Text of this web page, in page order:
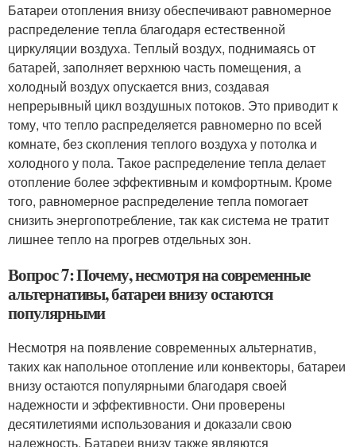
Батареи отопления внизу обеспечивают равномерное
распределение тепла благодаря естественной
циркуляции воздуха. Теплый воздух, поднимаясь от
батарей, заполняет верхнюю часть помещения, а
холодный воздух опускается вниз, создавая
непрерывный цикл воздушных потоков. Это приводит к
тому, что тепло распределяется равномерно по всей
комнате, без скопления теплого воздуха у потолка и
холодного у пола. Такое распределение тепла делает
отопление более эффективным и комфортным. Кроме
того, равномерное распределение тепла помогает
снизить энергопотребление, так как система не тратит
лишнее тепло на прогрев отдельных зон.
Вопрос 7: Почему, несмотря на современные
альтернативы, батареи внизу остаются
популярными
Несмотря на появление современных альтернатив,
таких как напольное отопление или конвекторы, батареи
внизу остаются популярными благодаря своей
надежности и эффективности. Они проверены
десятилетиями использования и доказали свою
надежность. Батареи внизу также являются